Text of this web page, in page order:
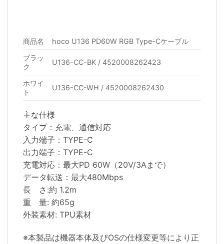
商品名
hoco U136 PD60W RGB Type-Cケーブル
ブラッ
ク
U136-CC-BK / 4520008262423
ホワイ
ト
U136-CC-WH / 4520008262430
主な仕様
タイプ：充電、通信対応
入力端子：TYPE-C
出力端子：TYPE-C
充電対応：最大PD 60W（20V/3Aまで）
データ転送：最大480Mbps
長 さ:約 1.2m
重 量: 約65g
外装素材: TPU素材
※本製品は機器本体及びOSの仕様変更等により正